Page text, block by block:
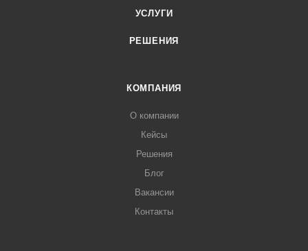
УСЛУГИ
РЕШЕНИЯ
КОМПАНИЯ
О компании
Кейсы
Решения
Блог
Вакансии
Контакты